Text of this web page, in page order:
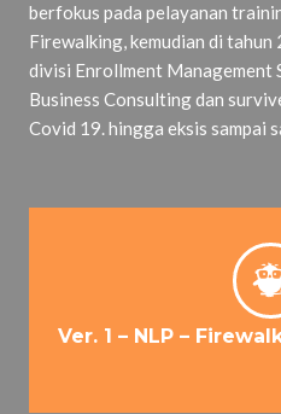
berfokus pada pelayanan
Firewalking, kemudian di tahun
divisi Enrollment Management
Business Consulting dan
Covid 19. hingga eksis sampai
Ver. 1 – NLP –